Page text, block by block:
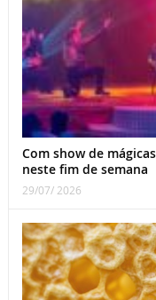
Com show de
neste fim de semana
29/07/ 2026